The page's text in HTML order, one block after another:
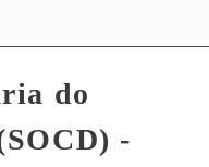
do
-